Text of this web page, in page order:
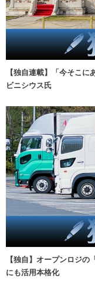
【独自連載】「今そこ
ビニシウス氏
【独自】オープンロジ
にも活用本格化